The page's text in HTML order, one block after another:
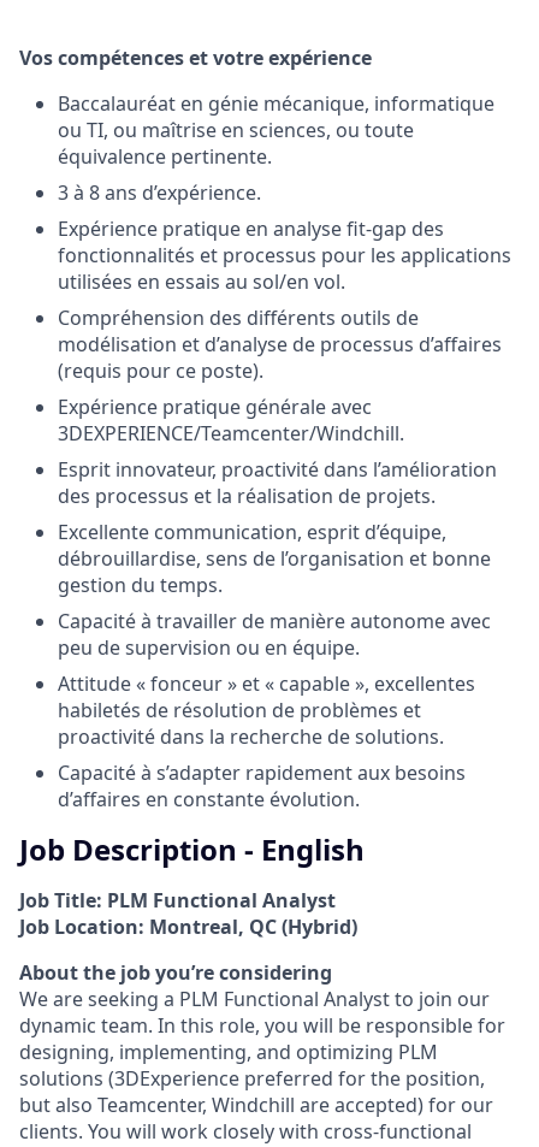
Vos compétences et votre expérience
Baccalauréat en génie mécanique, informatique
ou TI, ou maîtrise en sciences, ou toute
équivalence pertinente.
3 à 8 ans d’expérience.
Expérience pratique en analyse fit-gap des
fonctionnalités et processus pour les applications
utilisées en essais au sol/en vol.
Compréhension des différents outils de
modélisation et d’analyse de processus d’affaires
(requis pour ce poste).
Expérience pratique générale avec
3DEXPERIENCE/Teamcenter/Windchill.
Esprit innovateur, proactivité dans l’amélioration
des processus et la réalisation de projets.
Excellente communication, esprit d’équipe,
débrouillardise, sens de l’organisation et bonne
gestion du temps.
Capacité à travailler de manière autonome avec
peu de supervision ou en équipe.
Attitude « fonceur » et « capable », excellentes
habiletés de résolution de problèmes et
proactivité dans la recherche de solutions.
Capacité à s’adapter rapidement aux besoins
d’affaires en constante évolution.
Job Description - English
Job Title: PLM Functional Analyst
Job Location: Montreal, QC (Hybrid)
About the job you’re considering
We are seeking a PLM Functional Analyst to join our
dynamic team. In this role, you will be responsible for
designing, implementing, and optimizing PLM
solutions (3DExperience preferred for the position,
but also Teamcenter, Windchill are accepted) for our
clients. You will work closely with cross-functional